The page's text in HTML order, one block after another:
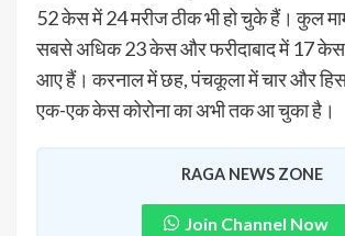
52 केस में 24 मरीज ठीक भी हो चुके हैं। कुल
सबसे अधिक 23 केस और फरीदाबाद में 17 केस
आए हैं। करनाल में छह, पंचकूला में चार और
एक-एक केस कोरोना का अभी तक आ चुका है।
RAGA NEWS ZONE
Join Channel Now